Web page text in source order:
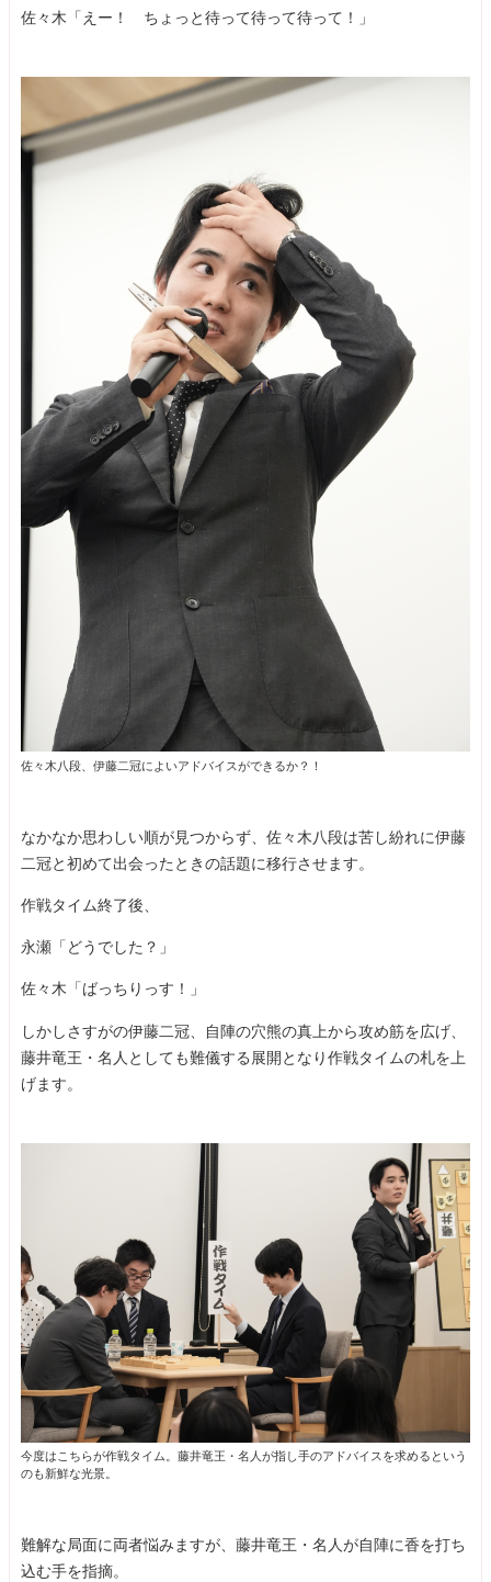
佐々木「えー！ ちょっと待って待って待って！」
佐々木八段、伊藤二冠によいアドバイスができるか？！
なかなか思わしい順が見つからず、佐々木八段は苦し紛れに伊藤
二冠と初めて出会ったときの話題に移行させます。
作戦タイム終了後、
永瀬「どうでした？」
佐々木「ばっちりっす！」
しかしさすがの伊藤二冠、自陣の穴熊の真上から攻め筋を広げ、
藤井竜王・名人としても難儀する展開となり作戦タイムの札を上
げます。
今度はこちらが作戦タイム。藤井竜王・名人が指し手のアドバイスを求めるという
のも新鮮な光景。
難解な局面に両者悩みますが、藤井竜王・名人が自陣に香を打ち
込む手を指摘。